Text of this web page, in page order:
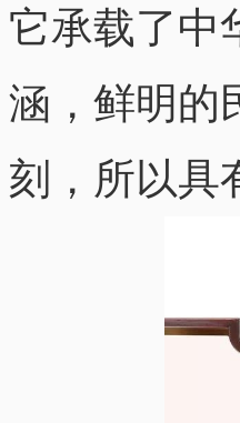
它承载了中
涵，鲜明的
刻，所以具